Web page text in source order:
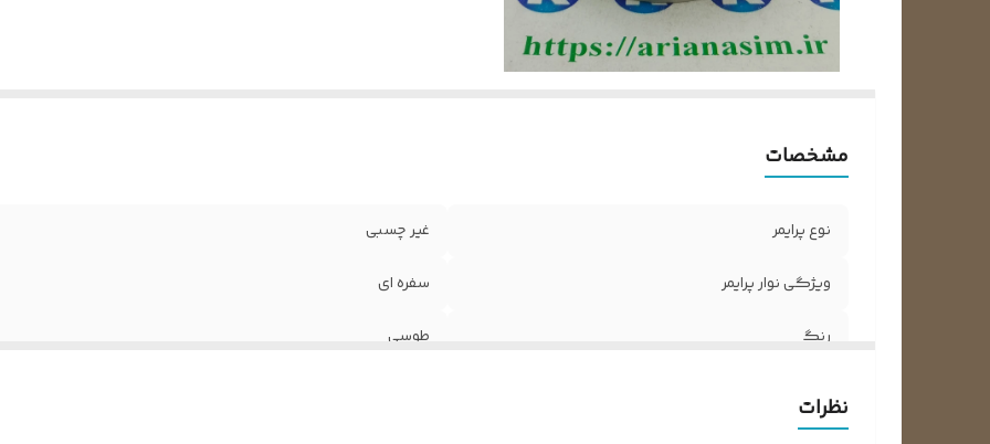
مشخصات
نوع پرایمر غیر چسبی
ویژگی نوار پرایمر سفره ای
رنگ طوسی
نظرات